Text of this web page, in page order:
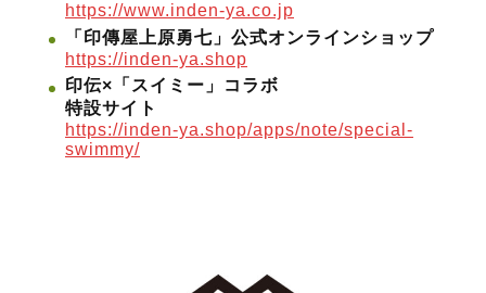
https://www.inden-ya.co.jp
「印傳屋上原勇七」公式オンラインショップ
https://inden-ya.shop
印伝×「スイミー」コラボ
特設サイト
https://inden-ya.shop/apps/note/special-
swimmy/